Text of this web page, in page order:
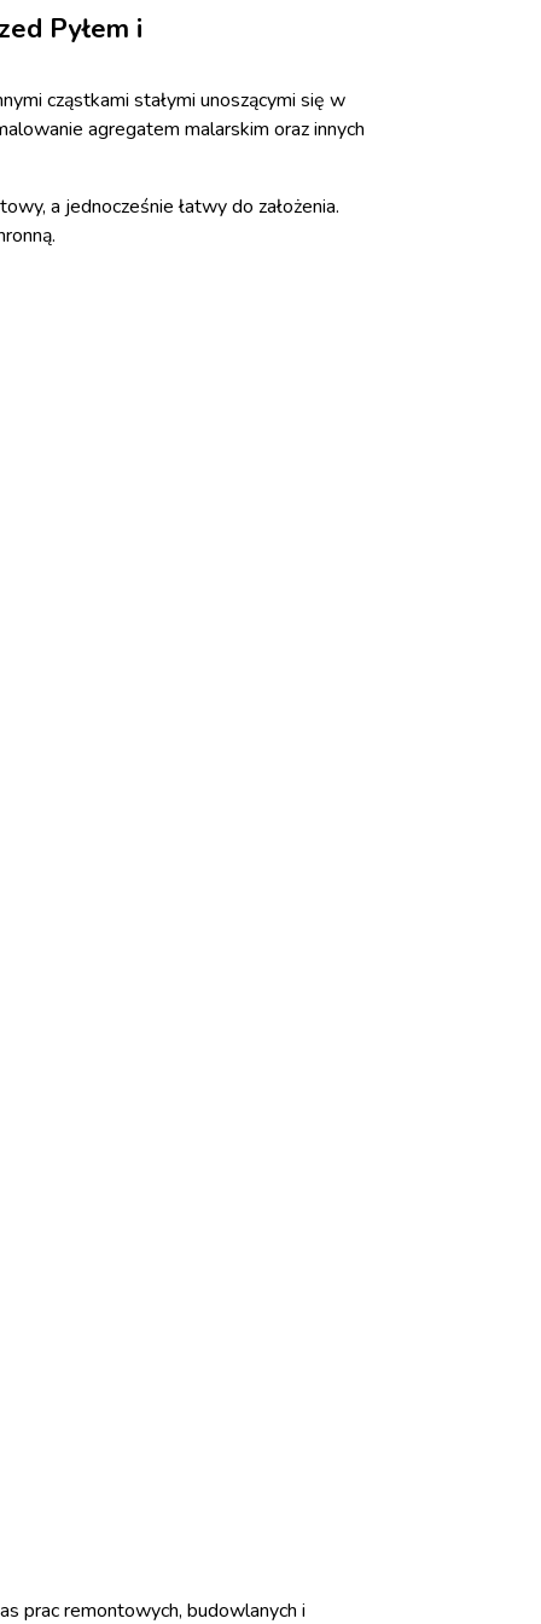
Pyłem i
cząstkami stałymi unoszącymi się w
agregatem malarskim oraz innych
a jednocześnie łatwy do założenia.
prac remontowych, budowlanych i